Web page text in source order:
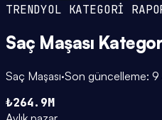
TRENDYOL KATEGORİ
Saç Maşası
Saç Maşası·Son güncelleme: 9
₺264.9M